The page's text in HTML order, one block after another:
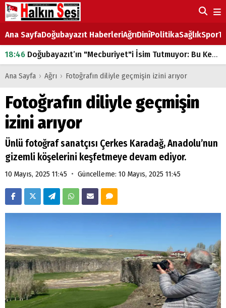
Ana SayfaDoğubayazıt HaberleriAğrıDinîPolitikaSağlıkSpor
18:46 Doğubayazıt’ın "Mecburiyet"i İsim Tutmuyor: Bu Kez de Mem u Zîn Oldu!
07:53Doğubayazıt’ta Ekmek Fiyatlarına Zam
Doğubayazıt'ta çocukların sırtındaki ağır yük
07:00 DEVLET ve HÜKÜMET
18:29ÇARŞI CADDESİ YAZ BOZ TAHTASI
Ana Sayfa › Ağrı › Fotoğrafın diliyle geçmişin izini arıyor
Fotoğrafın diliyle geçmişin
izini arıyor
Ünlü fotoğraf sanatçısı Çerkes Karadağ, Anadolu’nun
gizemli köşelerini keşfetmeye devam ediyor.
10 Mayıs, 2025 11:45 • Güncelleme: 10 Mayıs, 2025 11:45